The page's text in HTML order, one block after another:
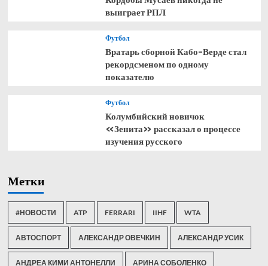
выиграет РПЛ
Футбол
Вратарь сборной Кабо-Верде стал
рекордсменом по одному
показателю
Футбол
Колумбийский новичок
«Зенита» рассказал о процессе
изучения русского
Метки
#НОВОСТИ ATP FERRARI IIHF WTA
АВТОСПОРТ АЛЕКСАНДР ОВЕЧКИН АЛЕКСАНДР УСИК
АНДРЕА КИМИ АНТОНЕЛЛИ АРИНА СОБОЛЕНКО